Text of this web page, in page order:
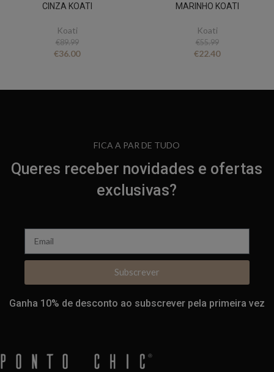
CINZA KOATI
Koati
€89.99
€36.00
MARINHO KOATI
Koati
€55.99
€22.40
FICA A PAR DE TUDO
Queres receber novidades e ofertas
exclusivas?
Subscrever
Ganha 10% de desconto ao subscrever pela primeira vez